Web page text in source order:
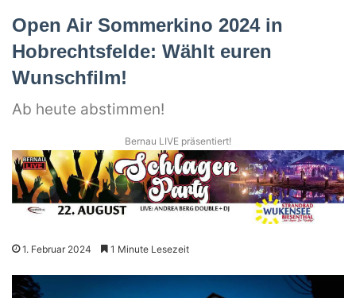
Open Air Sommerkino 2024 in
Hobrechtsfelde: Wählt euren
Wunschfilm!
Ab heute abstimmen!
Bernau LIVE präsentiert!
1. Februar 2024 1 Minute Lesezeit